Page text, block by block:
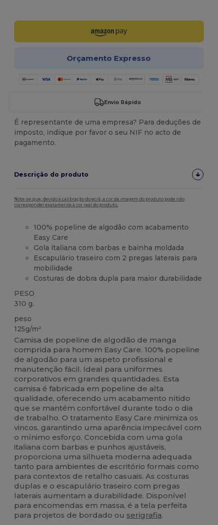
Orçamento Expresso
Envio Rápido
É representante de uma empresa? Para deduções de
imposto, indique por favor o seu NIF no acto de
pagamento.
Descrição do produto
Note-se que, devido à calibração do ecrã, a cor da imagem do produto pode não
corresponder exatamente à cor real do produto.
100% popeline de algodão com acabamento
Easy Care
Gola italiana com barbas e bainha moldada
Escapulário traseiro com 2 pregas laterais para
mobilidade
Costuras de dobra dupla para maior durabilidade
PESO
310 g.
peso
125g/m²
Camisa de popeline de algodão de manga
comprida para homem Easy Care. 100% popeline
de algodão para um aspeto profissional e
manutenção fácil. Ideal para uniformes
corporativos em grandes quantidades. Esta
camisa é fabricada em popeline de alta
qualidade, oferecendo um acabamento nítido
que se mantém confortável durante todo o dia
de trabalho. O tratamento Easy Care minimiza os
vincos, garantindo uma aparência impecável com
o mínimo esforço. Concebida com uma gola
italiana com barbas e punhos ajustáveis,
proporciona uma silhueta moderna adequada
tanto para ambientes de escritório formais como
para contextos de retalho casuais. As costuras
duplas e o escapulário traseiro com pregas
laterais aumentam a durabilidade. Disponível
para encomendas em massa, é a tela perfeita
para projetos de bordado ou serigrafia.